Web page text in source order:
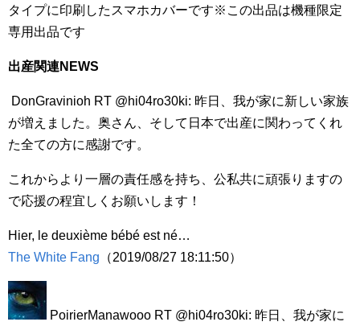
タイプに印刷したスマホカバーです※この出品は機種限定
専用出品です
出産関連NEWS
DonGravinioh RT @hi04ro30ki: 昨日、我が家に新しい家族
が増えました。奥さん、そして日本で出産に関わってくれ
た全ての方に感謝です。
これからより一層の責任感を持ち、公私共に頑張りますの
で応援の程宜しくお願いします！
Hier, le deuxième bébé est né…
The White Fang （2019/08/27 18:11:50）
PoirierManawooo RT @hi04ro30ki: 昨日、我が家に